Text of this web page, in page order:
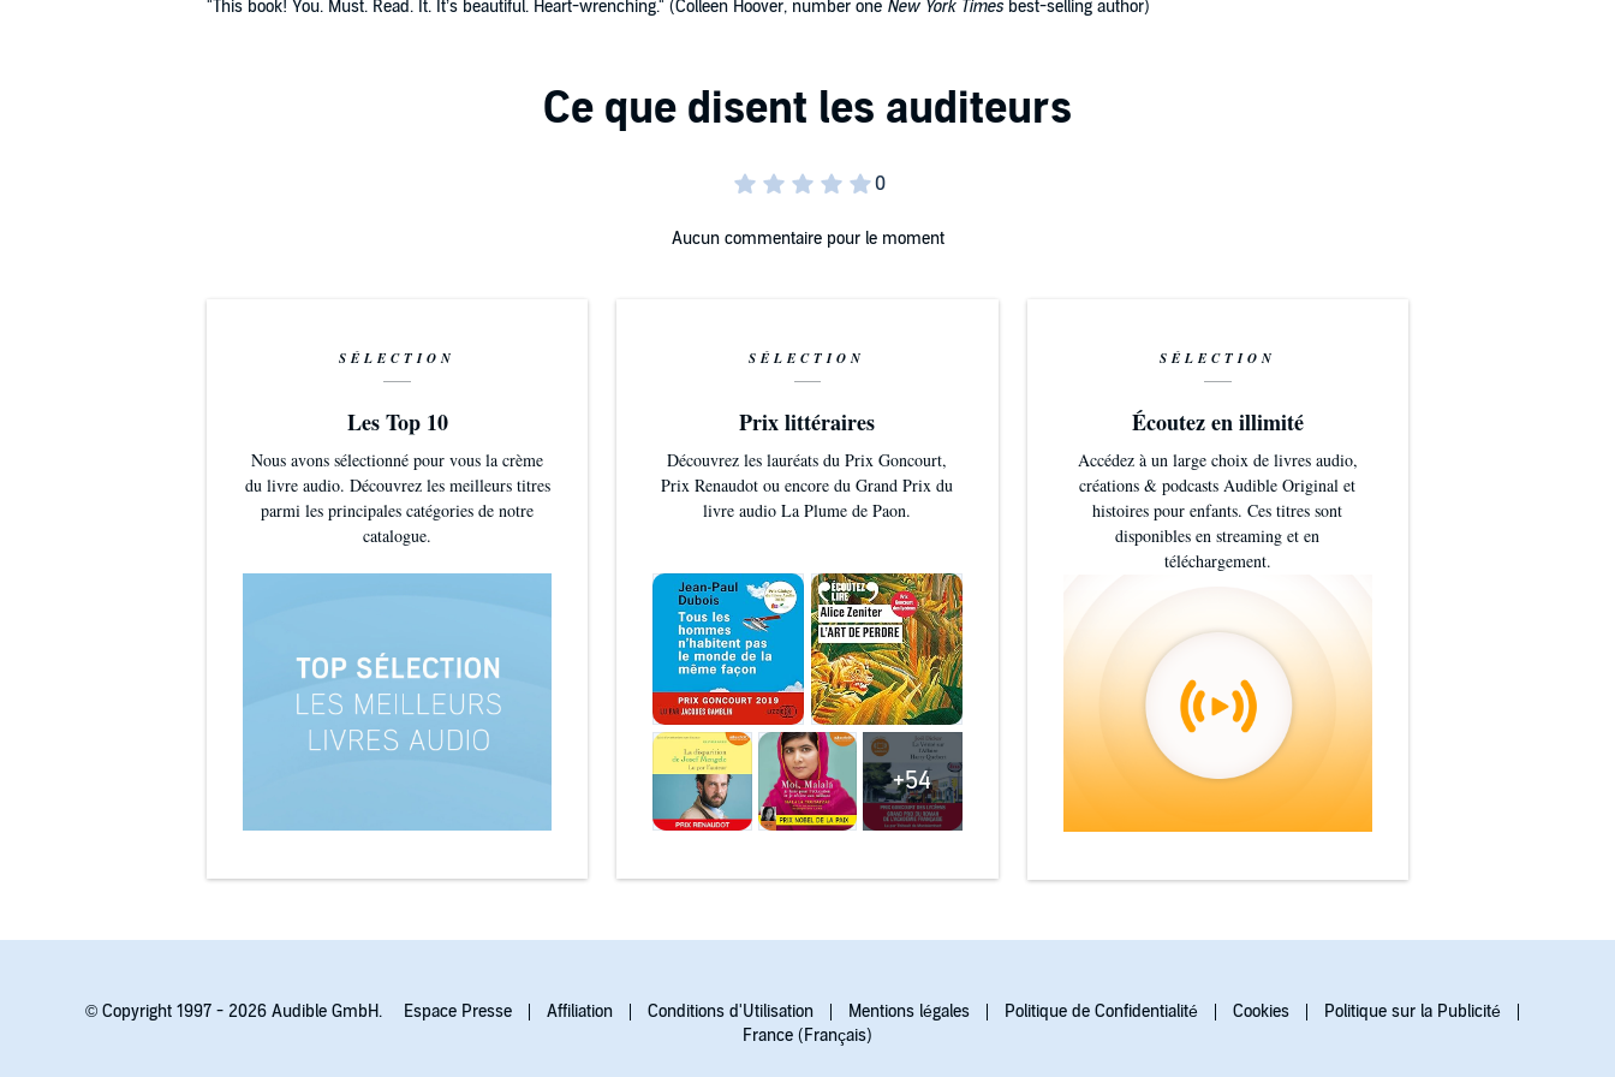
"This book! You. Must. Read. It. It’s beautiful. Heart-wrenching." (Colleen Hoover, number one New York Timesbest-selling author)
Aucun commentaire pour le moment
SÉLECTION
Les Top 10
Nous avons sélectionné pour vous la crème
du livre audio. Découvrez les meilleurs titres
parmi les principales catégories de notre
catalogue.
SÉLECTION
Prix littéraires
Découvrez les lauréats du Prix Goncourt,
Prix Renaudot ou encore du Grand Prix du
livre audio La Plume de Paon.
+54
SÉLECTION
Écoutez en illimité
Accédez à un large choix de livres audio,
créations & podcasts Audible Original et
histoires pour enfants. Ces titres sont
disponibles en streaming et en
téléchargement.
© Copyright 1997 - 2026 Audible GmbH. Espace Presse Affiliation Conditions d'Utilisation Mentions légales Politique de Confidentialité Cookies
Politique sur la Publicité
France (Français)